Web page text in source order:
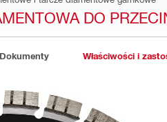
DO
Dokumenty Właściwości i